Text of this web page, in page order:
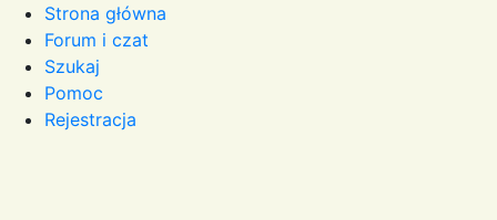
Strona główna
Forum i czat
Szukaj
Pomoc
Rejestracja